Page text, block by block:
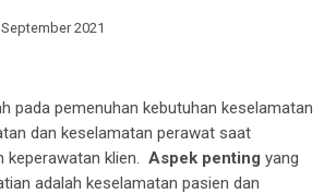
2021
pada pemenuhan kebutuhankeselamatan
dan keselamatan perawat saat
keperawatan klien.Aspek penting yang
adalahkeselamatan pasien dan